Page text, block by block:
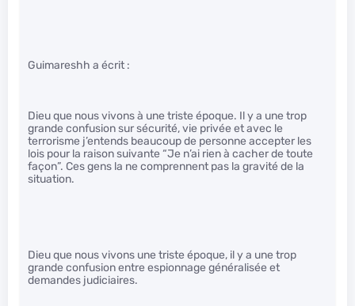
Guimareshh a écrit :
Dieu que nous vivons à une triste époque. Il y a une trop
grande confusion sur sécurité, vie privée et avec le
terrorisme j’entends beaucoup de personne accepter les
lois pour la raison suivante “Je n’ai rien à cacher de toute
façon”. Ces gens la ne comprennent pas la gravité de la
situation.
Dieu que nous vivons une triste époque, il y a une trop
grande confusion entre espionnage généralisée et
demandes judiciaires.